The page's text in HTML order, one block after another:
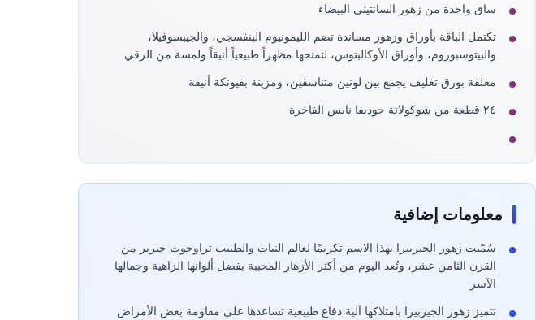
ساق واحدة من زهور السانتيني البيضاء
تكتمل الباقة بأوراق وزهور مساندة تضم الليمونيوم البنفسجي، والجيبسوفيلا،
والبيتوسبوروم، وأوراق الأوكالبتوس، لتمنحها مظهراً طبيعياً أنيقاً ولمسة من الرقي
مغلفة بورق تغليف يجمع بين لونين متناسقين، ومزينة بفيونكة أنيقة
٢٤ قطعة من شوكولاتة جوديفا نابس الفاخرة
معلومات إضافية
سُمّيت زهور الجيربيرا بهذا الاسم تكريمًا لعالم النبات والطبيب تراوجوت جيربر من
القرن الثامن عشر، وتُعد اليوم من أكثر الأزهار المحببة بفضل ألوانها الزاهية وجمالها
الآسر
تتميز زهور الجيربيرا بامتلاكها آلية دفاع طبيعية تساعدها على مقاومة بعض الأمراض